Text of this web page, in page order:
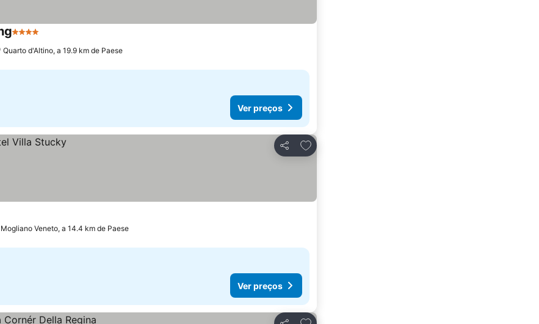
4 Estrelas
Quarto d'Altino, a 19.9 km de Paese
Ver preços
Partilhar
Adicionar aos favoritos
Mogliano Veneto, a 14.4 km de Paese
Ver preços
Adicionar aos favoritos